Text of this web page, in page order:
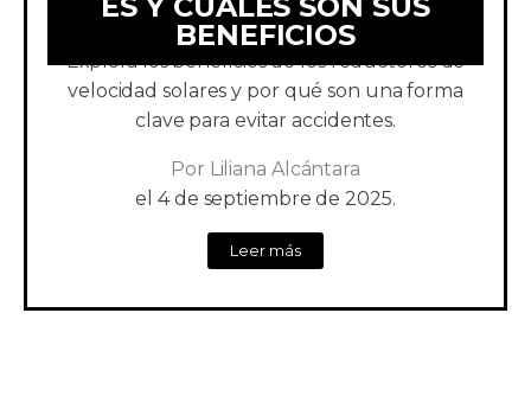
BENEFICIOS
Mejora la visibilidad en cada camino.
Explora los beneficios de los reductores de
velocidad solares y por qué son una forma
clave para evitar accidentes.
Por Liliana Alcántara
el 4 de septiembre de 2025.
Leer más